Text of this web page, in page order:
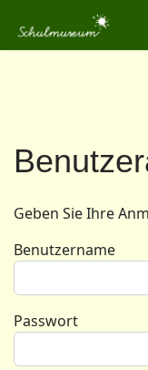
Geben Sie Ihre
Benutzername
Passwort